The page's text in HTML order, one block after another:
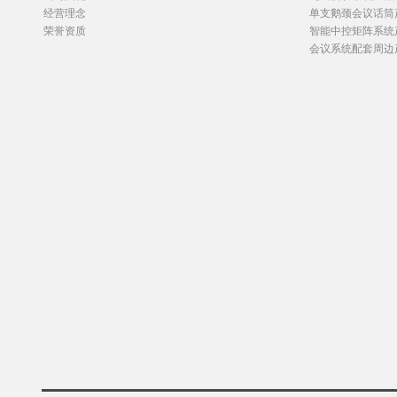
经营理念
荣誉资质
单支鹅颈会议话筒
智能中控矩阵系统
会议系统配套周边